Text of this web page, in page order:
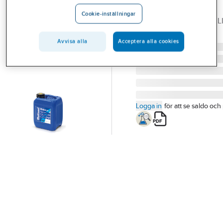
Multiseal Water L
MULTISEAL WATER L 5
Artikelnummer:
Lev. artikelnr:
8019050
Logga in för att se saldo och
Cookie-inställningar
Avvisa alla Acceptera alla cookies